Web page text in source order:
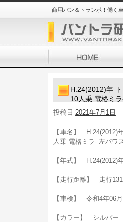
商用バン＆トランポ！働く
H.24(2012)年
10人乗 電格ミ
投稿日 2021年7月1日
【車名】 H.24(2012)
人乗 電格ミラ- 左パワ
【年式】 H.24(2012)
【走行距離】 走行
【車検】 令和4年06月
【カラー】 シルバー